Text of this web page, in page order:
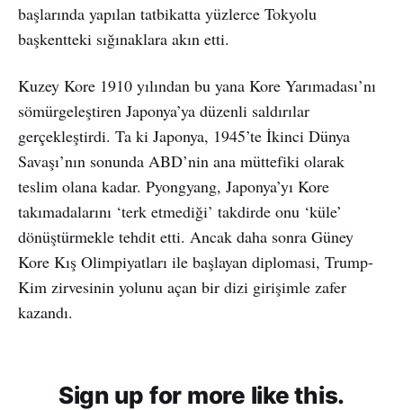
başlarında yapılan tatbikatta yüzlerce Tokyolu
başkentteki sığınaklara akın etti.
Kuzey Kore 1910 yılından bu yana Kore Yarımadası’nı
sömürgeleştiren Japonya’ya düzenli saldırılar
gerçekleştirdi. Ta ki Japonya, 1945’te İkinci Dünya
Savaşı’nın sonunda ABD’nin ana müttefiki olarak
teslim olana kadar. Pyongyang, Japonya’yı Kore
takımadalarını ‘terk etmediği’ takdirde onu ‘küle’
dönüştürmekle tehdit etti. Ancak daha sonra Güney
Kore Kış Olimpiyatları ile başlayan diplomasi, Trump-
Kim zirvesinin yolunu açan bir dizi girişimle zafer
kazandı.
Sign up for more like this.